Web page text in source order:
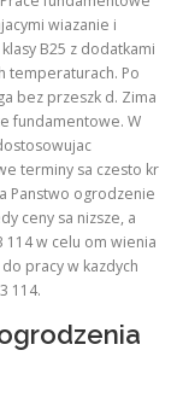
wiazanie i
B25 z dodatkami
temperaturach. Po
bez przeszk d. Zima
fundamentowe. W
terminy sa czesto kr
Panstwo ogrodzenie
ceny sa nizsze, a
114 w celu om wienia
pracy w kazdych
114.